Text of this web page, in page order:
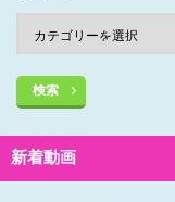
検索
新着動画